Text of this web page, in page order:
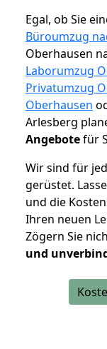
Egal, ob Sie
Büroumzug
Oberhausen
Laborumzug
Privatumzug
Oberhausen
Arlesberg
Angebotefür
Wir sind für
gerüstet.
und die
Ihren neuen
Zögern Sie
und